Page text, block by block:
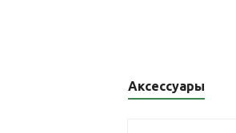
Аксессуары